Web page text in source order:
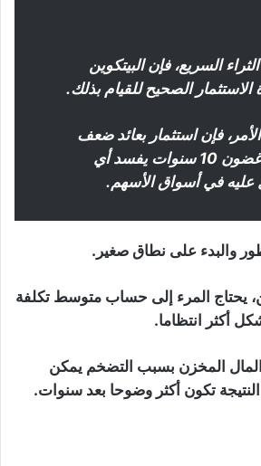
السريع، فإن البيتكوين
الصحيح للقيام بذلك.
فإن استثمار بعائد ضعف
10 مرات في غضون 10 سنوات يفسد أي
في أسواق الأسهم.
والبدء على نطاق صغير.
يحتاج المرء إلى حساب متوسط ​​تكلفة
أكثر انتظاما.
المخزن بسبب التضخم يمكن
النتيجة تكون أكثر وضوحا بعد سنوات.